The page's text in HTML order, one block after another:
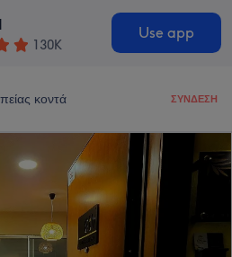
130K
Use app
κοντά ΣΎΝΔΕΣΗ